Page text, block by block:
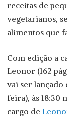
receitas de
vegetarianos,
alimentos que
Com edição a
Leonor (162
vai ser lançado
feira), às 18:30
cargo de